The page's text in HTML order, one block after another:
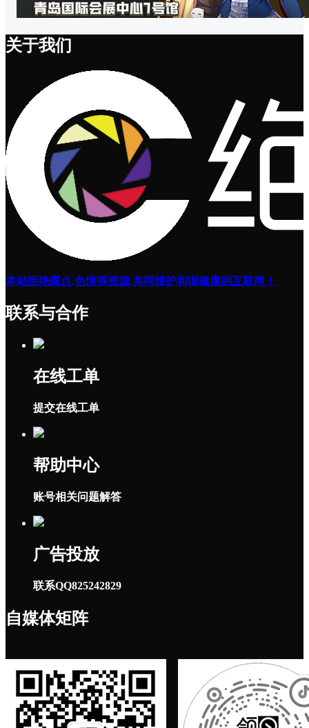
关于我们
本站拒绝露点,色情等资源,共同维护和谐健康的互联网！
联系与合作
在线工单
提交在线工单
帮助中心
账号相关问题解答
广告投放
联系QQ825242829
自媒体矩阵